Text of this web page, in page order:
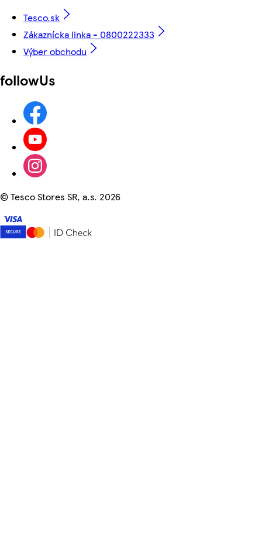
Tesco.sk
Zákaznícka linka - 0800222333
Výber obchodu
followUs
©Tesco Stores SR, a.s. 2026